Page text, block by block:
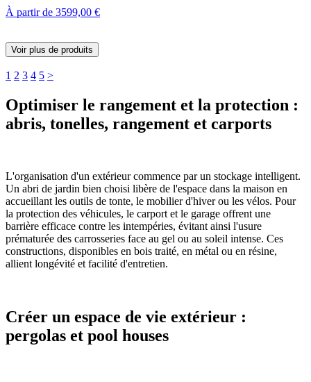
À partir de 3599,00 €
Voir plus de produits
1 2 3 4 5 >
Optimiser le rangement et la protection :
abris, tonelles, rangement et carports
L'organisation d'un extérieur commence par un stockage intelligent.
Un abri de jardin bien choisi libère de l'espace dans la maison en
accueillant les outils de tonte, le mobilier d'hiver ou les vélos. Pour
la protection des véhicules, le carport et le garage offrent une
barrière efficace contre les intempéries, évitant ainsi l'usure
prématurée des carrosseries face au gel ou au soleil intense. Ces
constructions, disponibles en bois traité, en métal ou en résine,
allient longévité et facilité d'entretien.
Créer un espace de vie extérieur :
pergolas et pool houses